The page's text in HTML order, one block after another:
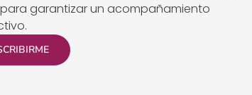
garantizar un acompañamiento